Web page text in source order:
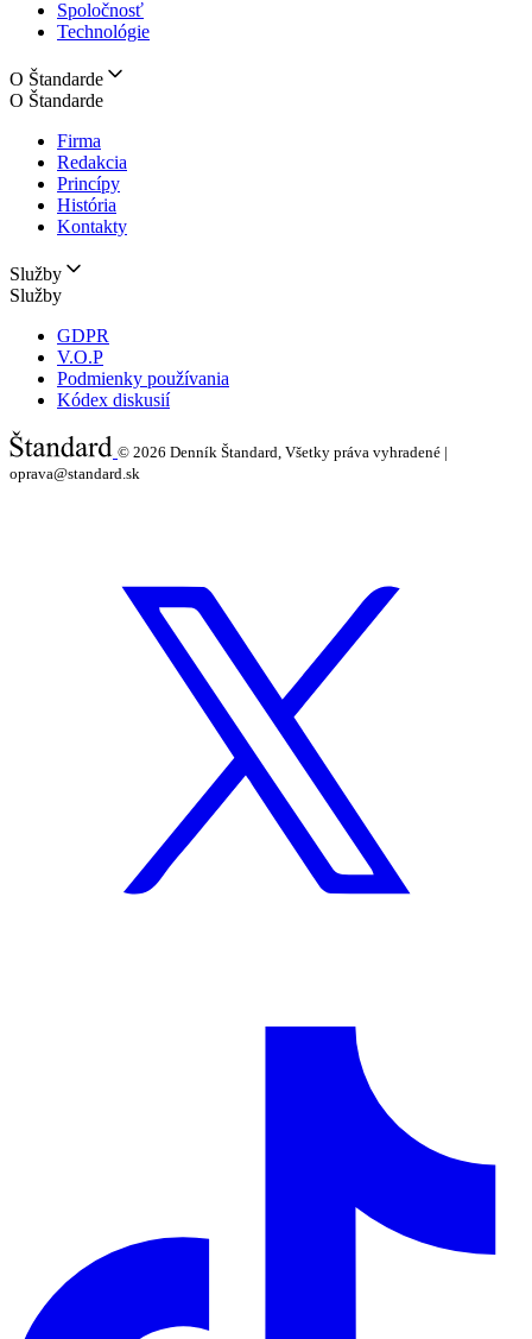
Spoločnosť
Technológie
O Štandarde
O Štandarde
Firma
Redakcia
Princípy
História
Kontakty
Služby
Služby
GDPR
V.O.P
Podmienky používania
Kódex diskusií
© 2026 Denník Štandard, Všetky práva vyhradené |
oprava@standard.sk